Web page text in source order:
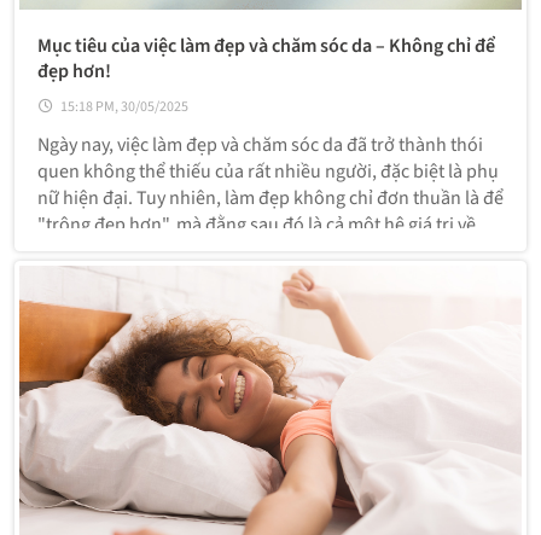
Mục tiêu của việc làm đẹp và chăm sóc da – Không chỉ để
đẹp hơn!
15:18 PM, 30/05/2025
Ngày nay, việc làm đẹp và chăm sóc da đã trở thành thói
quen không thể thiếu của rất nhiều người, đặc biệt là phụ
nữ hiện đại. Tuy nhiên, làm đẹp không chỉ đơn thuần là để
"trông đẹp hơn", mà đằng sau đó là cả một hệ giá trị về